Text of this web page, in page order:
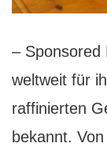
– Sponsored
weltweit für
raffinierten
bekannt.